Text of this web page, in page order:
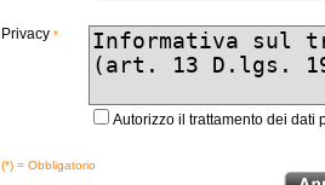
Privacy *
Autorizzo il trattamento dei dati
(*) = Obbligatorio